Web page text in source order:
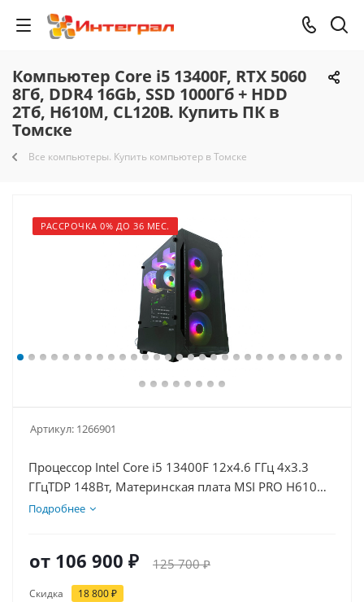
Компьютер Core i5 13400F, RTX 5060
8Гб, DDR4 16Gb, SSD 1000Гб + HDD
2Тб, H610M, CL120B. Купить ПК в
Томске
Все компьютеры. Купить компьютер в Томске
РАССРОЧКА 0% ДО 36 МЕС.
Артикул: 1266901
Процессор Intel Core i5 13400F 12x4.6 ГГц 4x3.3
ГГцTDP 148Вт, Материнская плата MSI PRO H610M-
E, Видеокарта RTX 5060 8Гб, Память DDR4 16Gb,
Подробнее
от 106 900 ₽ 125 700 ₽
Скидка 18 800 ₽